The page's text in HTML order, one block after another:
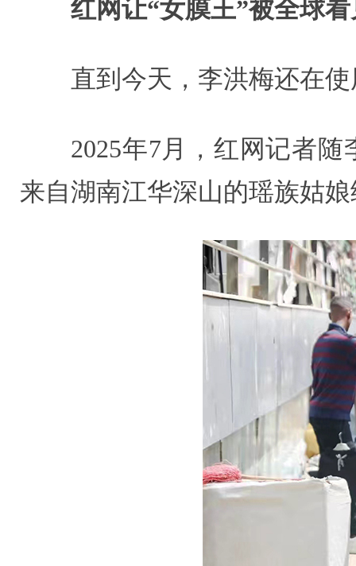
红网让“女膜王”被全球
直到今天，李洪梅还在
2025年7月，红网记者
来自湖南江华深山的瑶族姑